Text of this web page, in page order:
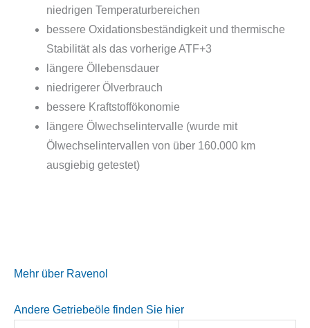
niedrigen Temperaturbereichen
bessere Oxidationsbeständigkeit und thermische
Stabilität als das vorherige ATF+3
längere Öllebensdauer
niedrigerer Ölverbrauch
bessere Kraftstoffökonomie
längere Ölwechselintervalle (wurde mit
Ölwechselintervallen von über 160.000 km
ausgiebig getestet)
Mehr über Ravenol
Andere Getriebeöle finden Sie hier